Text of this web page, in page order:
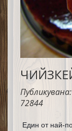
72844
Един от най-